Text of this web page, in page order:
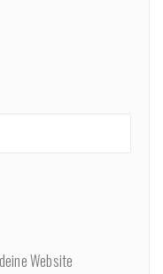
Website